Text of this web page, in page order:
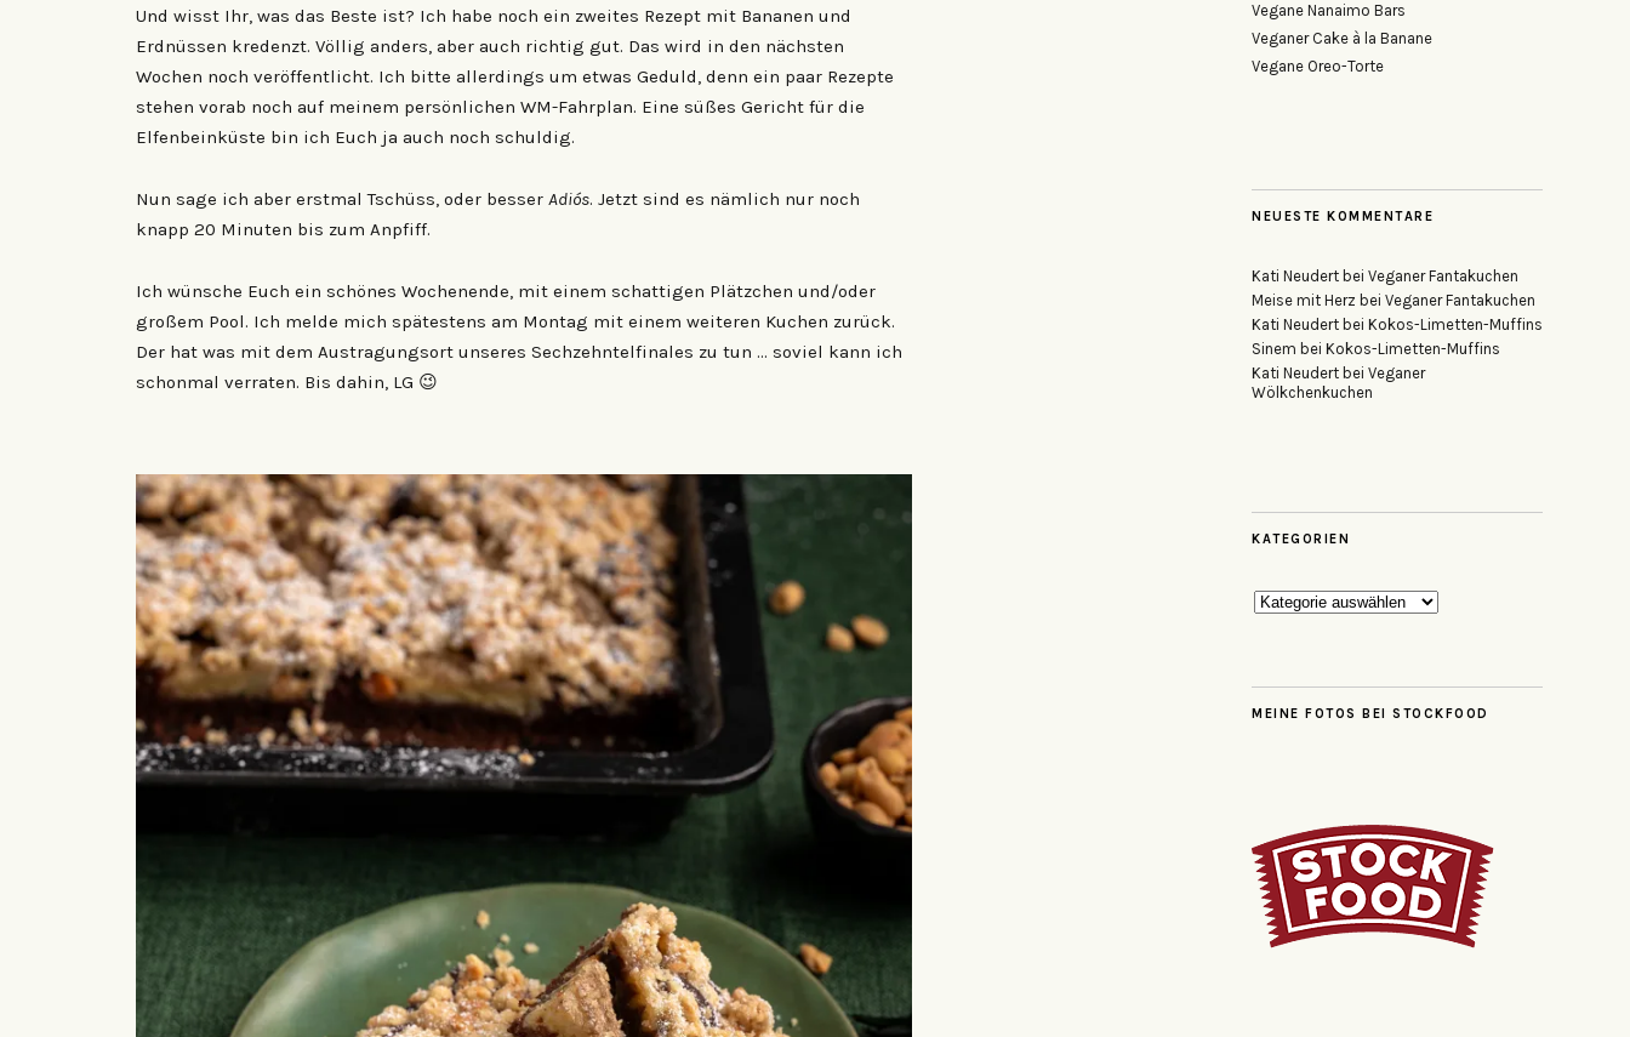
Und wisst Ihr, was das Beste ist? Ich habe noch ein zweites Rezept mit Bananen und
Erdnüssen kredenzt. Völlig anders, aber auch richtig gut. Das wird in den nächsten
Wochen noch veröffentlicht. Ich bitte allerdings um etwas Geduld, denn ein paar Rezepte
stehen vorab noch auf meinem persönlichen WM-Fahrplan. Eine süßes Gericht für die
Elfenbeinküste bin ich Euch ja auch noch schuldig.
Nun sage ich aber erstmal Tschüss, oder besser Adiós. Jetzt sind es nämlich nur noch
knapp 20 Minuten bis zum Anpfiff.
Ich wünsche Euch ein schönes Wochenende, mit einem schattigen Plätzchen und/oder
großem Pool. Ich melde mich spätestens am Montag mit einem weiteren Kuchen zurück.
Der hat was mit dem Austragungsort unseres Sechzehntelfinales zu tun … soviel kann ich
schonmal verraten. Bis dahin, LG 😉
Vegane Nanaimo Bars
Veganer Cake à la Banane
Vegane Oreo-Torte
NEUESTE KOMMENTARE
Kati Neudert bei Veganer Fantakuchen
Meise mit Herz bei Veganer Fantakuchen
Kati Neudert bei Kokos-Limetten-Muffins
Sinem bei Kokos-Limetten-Muffins
Kati Neudert bei Veganer
Wölkchenkuchen
KATEGORIEN
Kategorien
MEINE FOTOS BEI STOCKFOOD